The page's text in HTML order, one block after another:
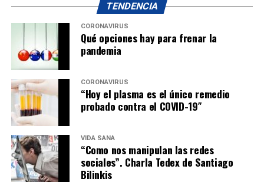
TENDENCIA
CORONAVIRUS
Qué opciones hay para frenar la
pandemia
CORONAVIRUS
“Hoy el plasma es el único remedio
probado contra el COVID-19″
VIDA SANA
“Como nos manipulan las redes
sociales”. Charla Tedex de Santiago
Bilinkis